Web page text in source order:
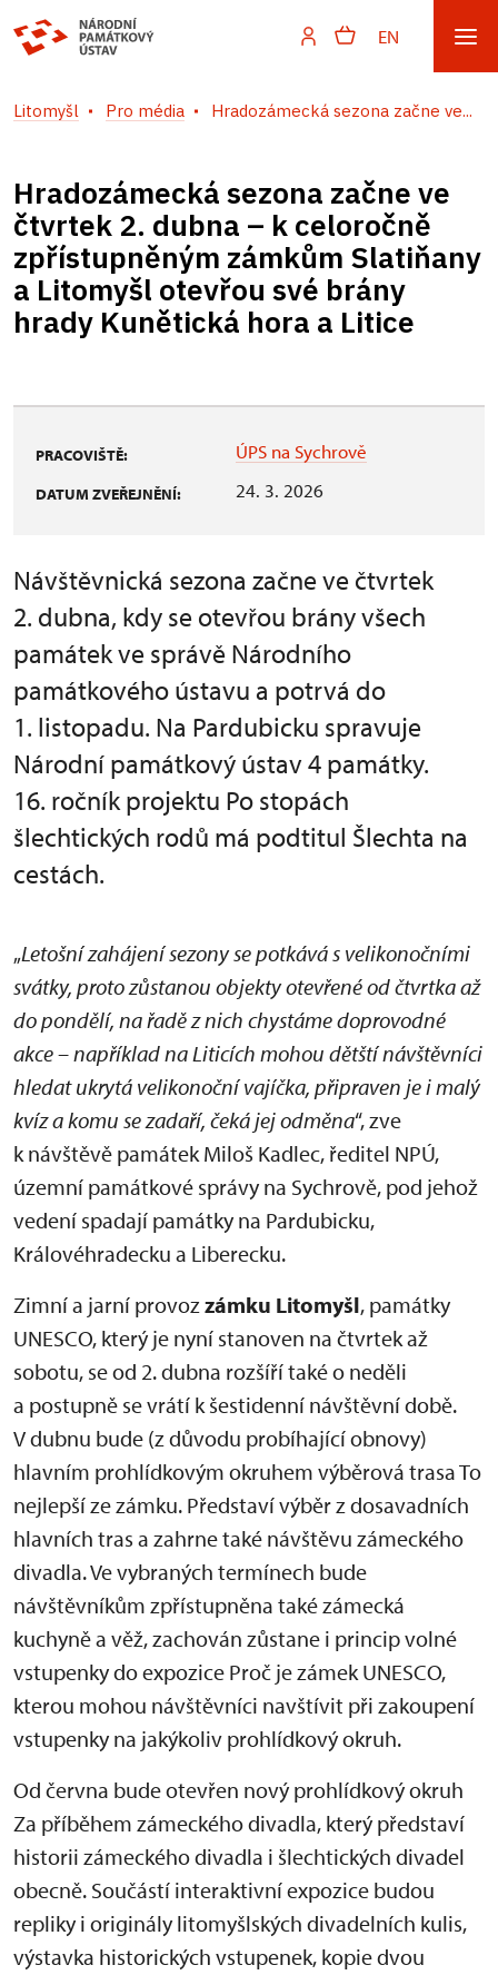
EN
Litomyšl Pro média Hradozámecká sezona začne ve...
Hradozámecká sezona začne ve
čtvrtek 2. dubna – k celoročně
zpřístupněným zámkům Slatiňany
a Litomyšl otevřou své brány
hrady Kunětická hora a Litice
PRACOVIŠTĚ: ÚPS na Sychrově
DATUM ZVEŘEJNĚNÍ: 24. 3. 2026
Návštěvnická sezona začne ve čtvrtek
2. dubna, kdy se otevřou brány všech
památek ve správě Národního
památkového ústavu a potrvá do
1. listopadu. Na Pardubicku spravuje
Národní památkový ústav 4 památky.
16. ročník projektu Po stopách
šlechtických rodů má podtitul Šlechta na
cestách.
„Letošní zahájení sezony se potkává s velikonočními
svátky, proto zůstanou objekty otevřené od čtvrtka až
do pondělí, na řadě z nich chystáme doprovodné
akce – například na Liticích mohou dětští návštěvníci
hledat ukrytá velikonoční vajíčka, připraven je i malý
kvíz a komu se zadaří, čeká jej odměna“, zve
k návštěvě památek Miloš Kadlec, ředitel NPÚ,
územní památkové správy na Sychrově, pod jehož
vedení spadají památky na Pardubicku,
Královéhradecku a Liberecku.
Zimní a jarní provozzámku Litomyšl, památky
UNESCO, který je nyní stanoven na čtvrtek až
sobotu, se od 2. dubna rozšíří také o neděli
a postupně se vrátí k šestidenní návštěvní době.
V dubnu bude (z důvodu probíhající obnovy)
hlavním prohlídkovým okruhem výběrová trasa To
nejlepší ze zámku. Představí výběr z dosavadních
hlavních tras a zahrne také návštěvu zámeckého
divadla. Ve vybraných termínech bude
návštěvníkům zpřístupněna také zámecká
kuchyně a věž, zachován zůstane i princip volné
vstupenky do expozice Proč je zámek UNESCO,
kterou mohou návštěvníci navštívit při zakoupení
vstupenky na jakýkoliv prohlídkový okruh.
Od června bude otevřen nový prohlídkový okruh
Za příběhem zámeckého divadla, který představí
historii zámeckého divadla i šlechtických divadel
obecně. Součástí interaktivní expozice budou
repliky i originály litomyšlských divadelních kulis,
výstavka historických vstupenek, kopie dvou